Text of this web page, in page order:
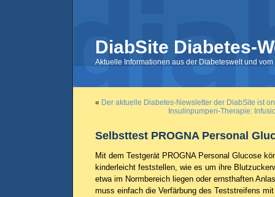
DiabSite Diabetes-
Aktuelle Informationen aus der Diabeteswelt und
« Der aktuelle Diabetes-Newsletter der DiabSite ist
Insulinpumpen-Therapie:
Selbsttest PROGNA Personal
Mit dem Testgerät PROGNA Personal Glucose
kinderleicht feststellen, wie es um ihre
etwa im Normbereich liegen oder ernsthaften
muss einfach die Verfärbung des Teststreifens